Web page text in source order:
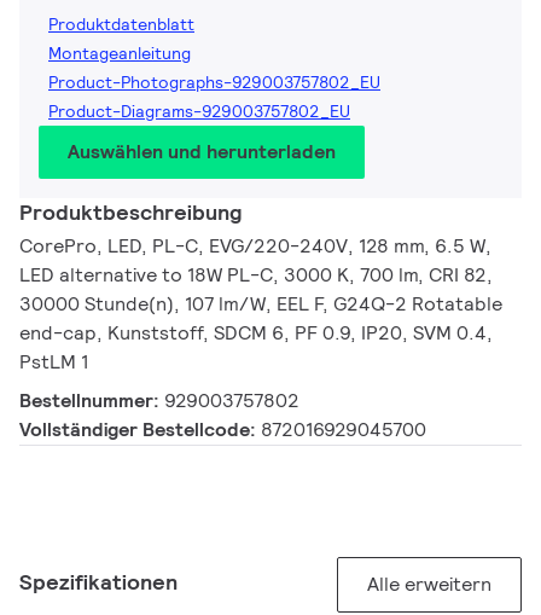
Produktdatenblatt
Montageanleitung
Product-Photographs-929003757802_EU
Product-Diagrams-929003757802_EU
Auswählen und herunterladen
Produktbeschreibung
CorePro, LED, PL-C, EVG/220-240V, 128 mm, 6.5 W,
LED alternative to 18W PL-C, 3000 K, 700 lm, CRI 82,
30000 Stunde(n), 107 lm/W, EEL F, G24Q-2 Rotatable
end-cap, Kunststoff, SDCM 6, PF 0.9, IP20, SVM 0.4,
PstLM 1
Bestellnummer: 929003757802
Vollständiger Bestellcode: 872016929045700
Spezifikationen Alle erweitern